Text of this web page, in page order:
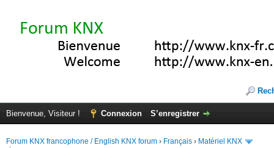
Bienvenue, Visiteur ! Connexion S’enregistrer
Forum KNX francophone / English KNX forum › Français › Matériel KNX